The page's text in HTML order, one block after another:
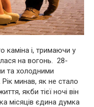
каміна і, тримаючи у
на вогонь. 28-
та холодними
минав, як не стало
якби тієї ночі він
місяців єдина думка